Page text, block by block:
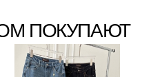
ПОКУПАЮТ